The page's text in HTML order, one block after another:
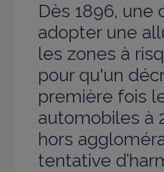
Dès 1896,
adopter une
les zones à
pour qu'un
première fois
automobiles
hors
tentative